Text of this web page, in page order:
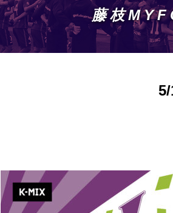
藤枝